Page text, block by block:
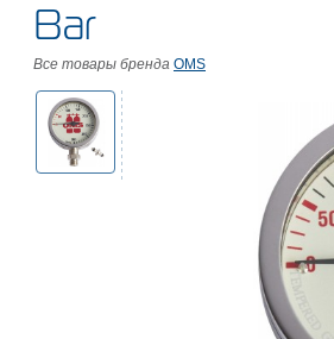
Bar
Все товары бренда OMS